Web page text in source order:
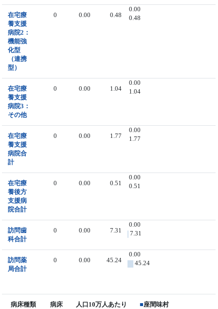
在宅療
養支援
病院2：
機能強
化型
（連携
型）
0 0.00 0.48
0.00
0.48
在宅療
養支援
病院3：
その他
0 0.00 1.04
0.00
1.04
在宅療
養支援
病院合
計
0 0.00 1.77
0.00
1.77
在宅療
養後方
支援病
院合計
0 0.00 0.51
0.00
0.51
訪問歯
科合計
0 0.00 7.31
0.00
7.31
訪問薬
局合計
0 0.00 45.24
0.00
45.24
病床種類
病床
人口10万人あたり
■座間味村